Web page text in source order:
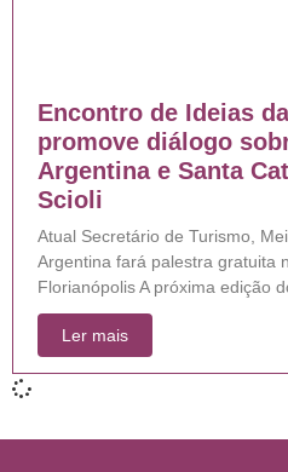
Encontro de Ideias
promove diálogo
Argentina e Santa
Scioli
Atual Secretário de Turismo,
Argentina fará palestra gratuita
Florianópolis A próxima edição
Ler mais